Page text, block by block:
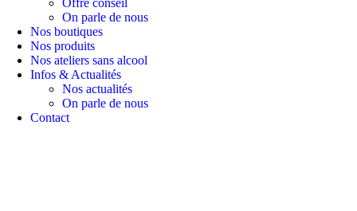
Offre conseil
On parle de nous
Nos boutiques
Nos produits
Nos ateliers sans alcool
Infos & Actualités
Nos actualités
On parle de nous
Contact